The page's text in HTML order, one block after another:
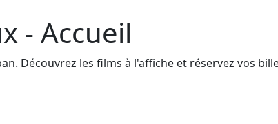
- Accueil
Découvrez les films à l'affiche et réservez vos